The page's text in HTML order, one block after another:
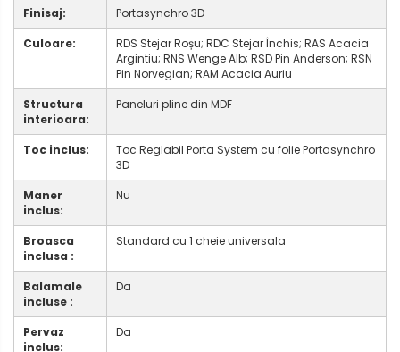
Finisaj:
Portasynchro 3D
Culoare:
RDS Stejar Roșu; RDC Stejar Închis; RAS Acacia
Argintiu; RNS Wenge Alb; RSD Pin Anderson; RSN
Pin Norvegian; RAM Acacia Auriu
Structura
interioara:
Paneluri pline din MDF
Toc inclus:
Toc Reglabil Porta System cu folie Portasynchro
3D
Maner
inclus:
Nu
Broasca
inclusa :
Standard cu 1 cheie universala
Balamale
incluse :
Da
Pervaz
inclus:
Da